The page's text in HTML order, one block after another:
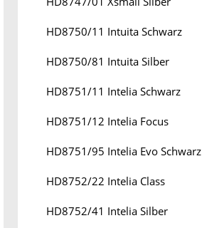
HD8750/11 Intuita Schwarz
HD8750/81 Intuita Silber
HD8751/11 Intelia Schwarz
HD8751/12 Intelia Focus
HD8751/95 Intelia Evo Schwarz
HD8752/22 Intelia Class
HD8752/41 Intelia Silber